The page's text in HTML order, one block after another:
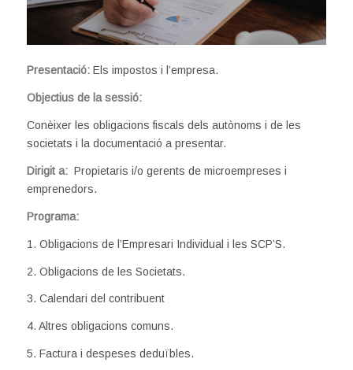
Presentació: Els impostos i l’empresa.
Objectius de la sessió:
Conèixer les obligacions fiscals dels autònoms i de les
societats i la documentació a presentar.
Dirigit a: Propietaris i/o gerents de microempreses i
emprenedors.
Programa:
1. Obligacions de l’Empresari Individual i les SCP’S.
2. Obligacions de les Societats.
3. Calendari del contribuent
4. Altres obligacions comuns.
5. Factura i despeses deduïbles.